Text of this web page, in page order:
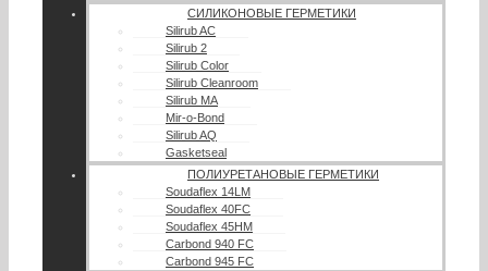
СИЛИКОНОВЫЕ ГЕРМЕТИКИ
Silirub AC
Silirub 2
Silirub Color
Silirub Cleanroom
Silirub MA
Mir-o-Bond
Silirub AQ
Gasketseal
ПОЛИУРЕТАНОВЫЕ ГЕРМЕТИКИ
Soudaflex 14LM
Soudaflex 40FC
Soudaflex 45HM
Carbond 940 FC
Carbond 945 FC